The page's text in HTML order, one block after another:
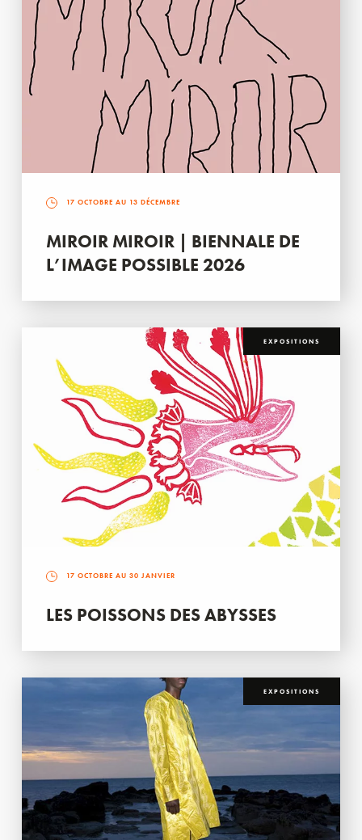
17 OCTOBRE AU 13 DÉCEMBRE
MIROIR MIROIR | BIENNALE DE
L’IMAGE POSSIBLE 2026
EXPOSITIONS
17 OCTOBRE AU 30 JANVIER
LES POISSONS DES ABYSSES
EXPOSITIONS